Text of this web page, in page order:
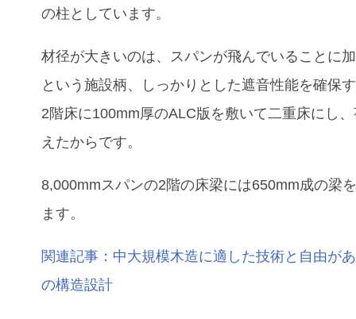
の柱としています。
材径が大きいのは、スパンが飛んでいることに
という施設柄、しっかりとした遮音性能を確保
2階床に100mm厚のALC版を敷いて二重床にし
えたからです。
8,000mmスパンの2階の床梁には650mm成の梁
ます。
関連記事：中大規模木造に適した技術と自由が
の構造設計